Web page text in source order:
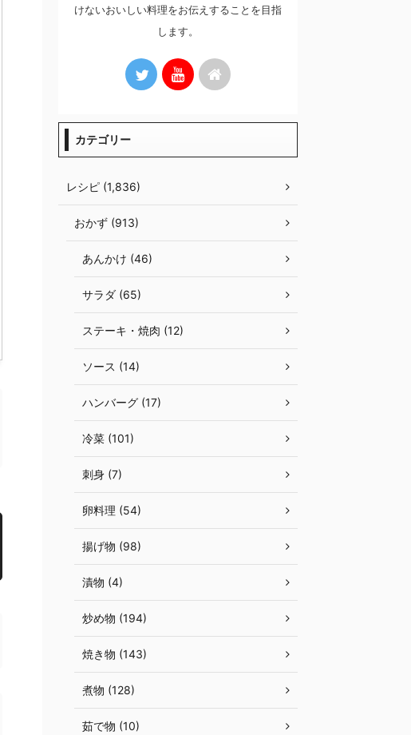
けないおいしい料理をお伝えすることを目指
します。
カテゴリー
レシピ (1,836)
おかず (913)
あんかけ (46)
サラダ (65)
ステーキ・焼肉 (12)
ソース (14)
ハンバーグ (17)
冷菜 (101)
刺身 (7)
卵料理 (54)
揚げ物 (98)
漬物 (4)
炒め物 (194)
焼き物 (143)
煮物 (128)
茹で物 (10)